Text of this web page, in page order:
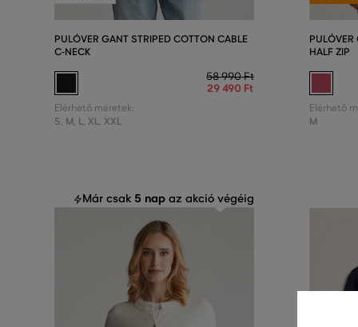
PULÓVER GANT STRIPED COTTON CABLE
C-NECK
58 990 Ft
29 490 Ft
Elérhető méretek:
S, M, L, XL, XXL
PULÓVER
HALF ZIP
Elérhető
M
Már csak 5 nap az akció végéig